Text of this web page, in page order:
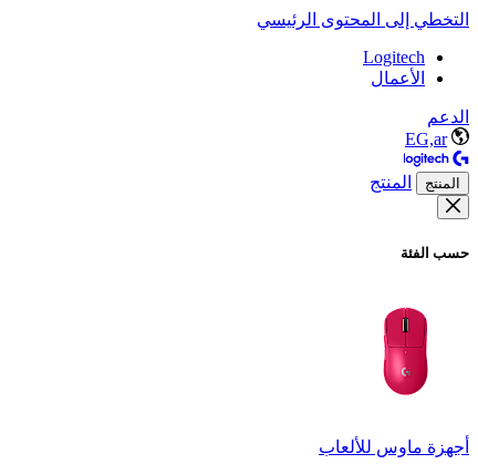
التخطي إلى المحتوى الرئيسي
Logitech
الأعمال
الدعم
EG,ar
المنتج المنتج
حسب الفئة
أجهزة ماوس للألعاب